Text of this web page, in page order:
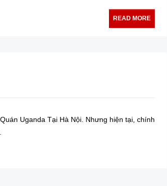
READ MORE
Uganda Tại Hà Nội. Nhưng hiện tại, chính